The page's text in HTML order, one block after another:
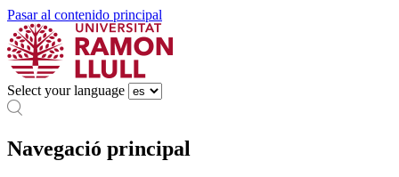
Pasar al contenido principal
Select your language
Navegació principal